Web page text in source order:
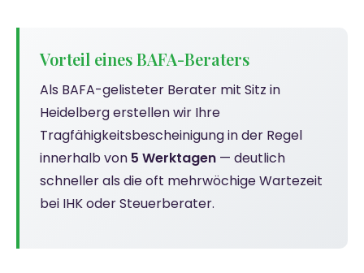
Vorteil eines BAFA-Beraters
Als BAFA-gelisteter Berater mit Sitz in
Heidelberg erstellen wir Ihre
Tragfähigkeitsbescheinigung in der Regel
innerhalb von 5 Werktagen — deutlich
schneller als die oft mehrwöchige Wartezeit
bei IHK oder Steuerberater.